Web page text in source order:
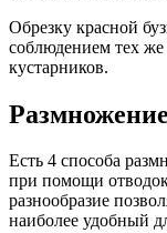
Обрезку красной
соблюдением тех
кустарников.
Есть 4 способа
при помощи
разнообразие
наиболее удобный